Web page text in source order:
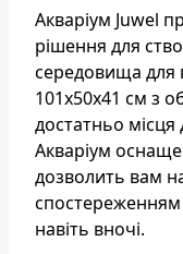
Акваріум Juwel
рішення для
середовища для
101х50х41 см з
достатньо місця
Акваріум
дозволить вам
навіть вночі.